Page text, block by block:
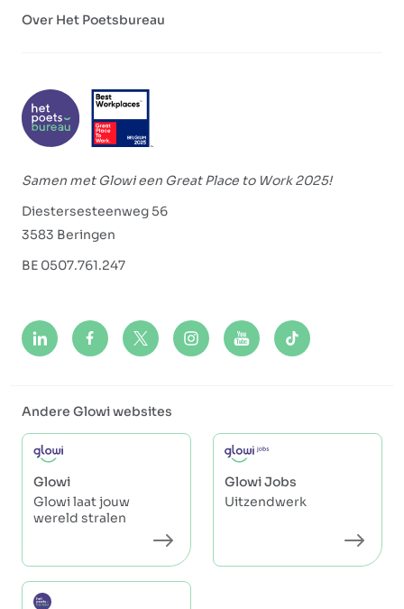
Samen met Glowi een Great Place to Work 2025!
Diestersesteenweg 56
3583 Beringen
BE 0507.761.247
Over Het Poetsbureau
Andere Glowi websites
Glowi
Glowi laat jouw
wereld stralen
Glowi Jobs
Uitzendwerk